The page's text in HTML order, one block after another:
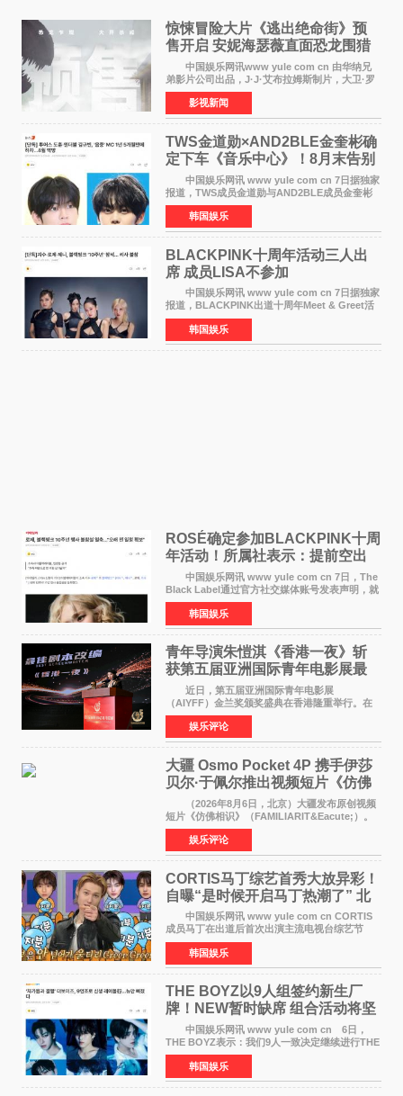
惊悚冒险大片《逃出绝命街》预
售开启 安妮海瑟薇直面恐龙围猎
中国娱乐网讯www yule com cn 由华纳兄
弟影片公司出品，J·J·艾布拉姆斯制片，大卫·罗
伯特·米切尔执导，好莱坞巨星安妮·海瑟薇和伊万
·麦克格雷格领衔主演的2026暑期惊悚冒险大片
《逃出绝
影视新闻
TWS金道勋×AND2BLE金奎彬确
定下车《音乐中心》！8月末告别
MC席位
中国娱乐网讯 www yule com cn 7日据独家
报道，TWS成员金道勋与AND2BLE成员金奎彬
将于8月离开《音乐中心》MC的位置。 金道
勋与金奎彬于去年3月与H2H A-NA一起被选为
《音乐中心》MC，约1
韩国娱乐
BLACKPINK十周年活动三人出
席 成员LISA不参加
中国娱乐网讯 www yule com cn 7日据独家
报道，BLACKPINK出道十周年Meet & Greet活
动将由智秀、ROS&Eacute;、JENNIE出席，
LISA将缺席。 此前BLACKPINK所属社YG并
未为组合出道十周年做
韩国娱乐
ROSÉ确定参加BLACKPINK十周
年活动！所属社表示：提前空出
了时间
中国娱乐网讯 www yule com cn 7日，The
Black Label通过官方社交媒体账号发表声明，就
近期网络上关于ROS&Eacute;个人行程及是否参
加BLACKPINK出道纪念活动的种种猜测作出正
式回应。 Th
韩国娱乐
青年导演朱愷淇《香港一夜》斩
获第五届亚洲国际青年电影展最
佳剧本改编奖
近日，第五届亚洲国际青年电影展
（AIYFF）金兰奖颁奖盛典在香港隆重举行。在
这场汇聚数百位海内外电影人、文化界人士及媒
体代表的亚洲青年影视盛会上，香港本土电影
《香港一夜》（Dawn in Ho
娱乐评论
大疆 Osmo Pocket 4P 携手伊莎
贝尔·于佩尔推出视频短片《仿佛
相识》
（2026年8月6日，北京）大疆发布原创视频
短片《仿佛相识》（FAMILIARIT&Eacute;）。
视频短片由戛纳国际电影节最佳女演员伊莎贝尔·
于佩尔（Isabelle Huppert）主演，全程使用大
疆首款双主摄口
娱乐评论
CORTIS马丁综艺首秀大放异彩！
自曝“是时候开启马丁热潮了” 北
美巡演火热进行中
中国娱乐网讯 www yule com cn CORTIS
成员马丁在出道后首次出演主流电视台综艺节
目，展现了多才多艺的魅力。 马丁出演了5日
播出的MBC《Radio Star》Fashion与Passion
之间，I&lsquo;m
韩国娱乐
THE BOYZ以9人组签约新生厂
牌！NEW暂时缺席 组合活动将坚
定不移继续
中国娱乐网讯 www yule com cn 6日，
THE BOYZ表示：我们9人一致决定继续进行THE
BOYZ组合活动，并且已经完成了组合团体活动
签约。目前正在新生厂牌下进行活动准备。尚未
离开THE BOYZ原所
韩国娱乐